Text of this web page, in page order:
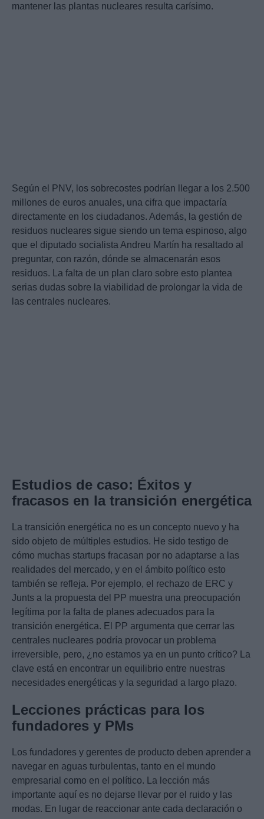
mantener las plantas nucleares resulta carísimo.
Según el PNV, los sobrecostes podrían llegar a los 2.500
millones de euros anuales, una cifra que impactaría
directamente en los ciudadanos. Además, la gestión de
residuos nucleares sigue siendo un tema espinoso, algo
que el diputado socialista Andreu Martín ha resaltado al
preguntar, con razón, dónde se almacenarán esos
residuos. La falta de un plan claro sobre esto plantea
serias dudas sobre la viabilidad de prolongar la vida de
las centrales nucleares.
Estudios de caso: Éxitos y
fracasos en la transición energética
La transición energética no es un concepto nuevo y ha
sido objeto de múltiples estudios. He sido testigo de
cómo muchas startups fracasan por no adaptarse a las
realidades del mercado, y en el ámbito político esto
también se refleja. Por ejemplo, el rechazo de ERC y
Junts a la propuesta del PP muestra una preocupación
legítima por la falta de planes adecuados para la
transición energética. El PP argumenta que cerrar las
centrales nucleares podría provocar un problema
irreversible, pero, ¿no estamos ya en un punto crítico? La
clave está en encontrar un equilibrio entre nuestras
necesidades energéticas y la seguridad a largo plazo.
Lecciones prácticas para los
fundadores y PMs
Los fundadores y gerentes de producto deben aprender a
navegar en aguas turbulentas, tanto en el mundo
empresarial como en el político. La lección más
importante aquí es no dejarse llevar por el ruido y las
modas. En lugar de reaccionar ante cada declaración o